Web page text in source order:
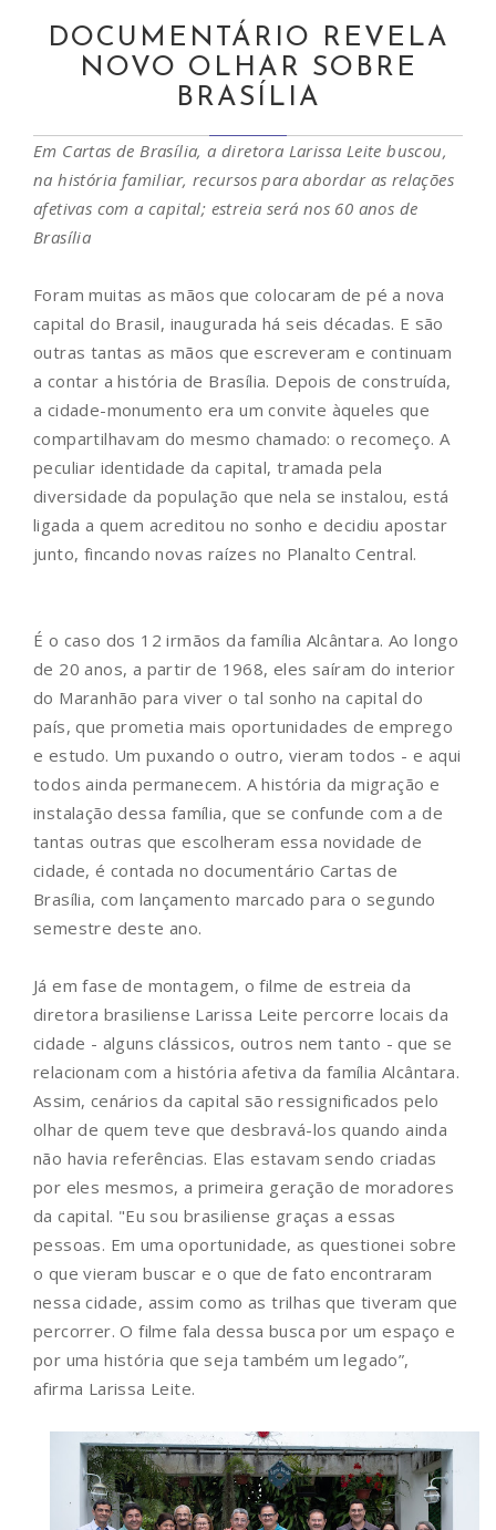
DOCUMENTÁRIO REVELA
NOVO OLHAR SOBRE
BRASÍLIA
Em Cartas de Brasília, a diretora Larissa Leite buscou,
na história familiar, recursos para abordar as relações
afetivas com a capital; estreia será nos 60 anos de
Brasília
Foram muitas as mãos que colocaram de pé a nova
capital do Brasil, inaugurada há seis décadas. E são
outras tantas as mãos que escreveram e continuam
a contar a história de Brasília. Depois de construída,
a cidade-monumento era um convite àqueles que
compartilhavam do mesmo chamado: o recomeço. A
peculiar identidade da capital, tramada pela
diversidade da população que nela se instalou, está
ligada a quem acreditou no sonho e decidiu apostar
junto, fincando novas raízes no Planalto Central.
É o caso dos 12 irmãos da família Alcântara. Ao longo
de 20 anos, a partir de 1968, eles saíram do interior
do Maranhão para viver o tal sonho na capital do
país, que prometia mais oportunidades de emprego
e estudo. Um puxando o outro, vieram todos - e aqui
todos ainda permanecem. A história da migração e
instalação dessa família, que se confunde com a de
tantas outras que escolheram essa novidade de
cidade, é contada no documentário Cartas de
Brasília, com lançamento marcado para o segundo
semestre deste ano.
Já em fase de montagem, o filme de estreia da
diretora brasiliense Larissa Leite percorre locais da
cidade - alguns clássicos, outros nem tanto - que se
relacionam com a história afetiva da família Alcântara.
Assim, cenários da capital são ressignificados pelo
olhar de quem teve que desbravá-los quando ainda
não havia referências. Elas estavam sendo criadas
por eles mesmos, a primeira geração de moradores
da capital. "Eu sou brasiliense graças a essas
pessoas. Em uma oportunidade, as questionei sobre
o que vieram buscar e o que de fato encontraram
nessa cidade, assim como as trilhas que tiveram que
percorrer. O filme fala dessa busca por um espaço e
por uma história que seja também um legado”,
afirma Larissa Leite.